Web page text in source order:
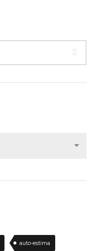
auto-estima